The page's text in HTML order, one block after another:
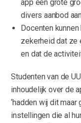
app een grote
divers aanbod
Docenten
zekerheid dat ze
en dat de
Studenten van de
inhoudelijk over de
‘hadden wij dit
instellingen die al